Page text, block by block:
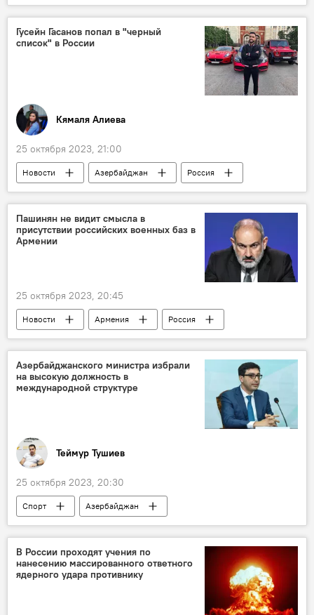
Союз свободных потребителей
Азербайджан
Эйюб Гусейнов
Дети
Здоровье
Гусейн Гасанов попал в "черный
список" в России
Кямаля Алиева
25 октября 2023, 21:00
Новости Азербайджан
Россия
Блогер
черный список
Гусейн Гасанов
Пашинян не видит смысла в
присутствии российских военных баз в
Армении
25 октября 2023, 20:45
Новости Армения
Россия
Никол Пашинян
Военная база
102-я российская военная база
Азербайджанского министра избрали
на высокую должность в
международной структуре
Теймур Тушиев
25 октября 2023, 20:30
Спорт
Азербайджан
министр молодежи и спорта Фарид Гаибов
ЮНЕСКО
Международная конвенция по борьбе с допингом в спорте
В России проходят учения по
нанесению массированного ответного
ядерного удара противнику